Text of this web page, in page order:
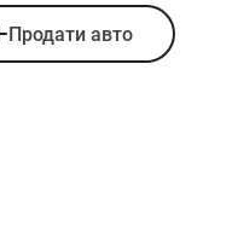
Продати авто